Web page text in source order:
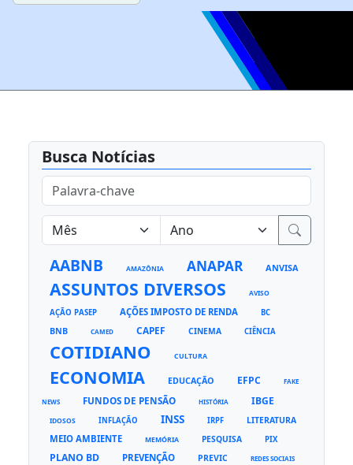
Busca Notícias
AABNB AMAZÔNIA ANAPAR ANVISA
ASSUNTOS DIVERSOS AVISO
AÇÃO PASEP AÇÕES IMPOSTO DE RENDA BC
BNB CAMED CAPEF CINEMA CIÊNCIA
COTIDIANO CULTURA
ECONOMIA EDUCAÇÃO EFPC FAKE
NEWS FUNDOS DE PENSÃO HISTÓRIA IBGE
IDOSOS INFLAÇÃO INSS IRPF LITERATURA
MEIO AMBIENTE MEMÓRIA PESQUISA PIX
PLANO BD PREVENÇÃO PREVIC REDES SOCIAIS